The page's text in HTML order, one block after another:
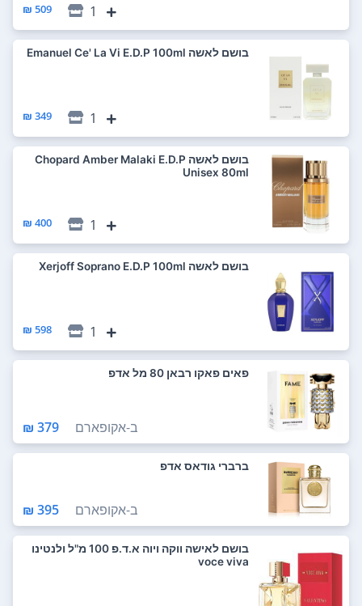
1
509 ₪
בושם לאשה Emanuel Ce' La Vi E.D.P 100ml
1
349 ₪
בושם לאשה Chopard Amber Malaki E.D.P
Unisex 80ml
1
400 ₪
בושם לאשה Xerjoff Soprano E.D.P 100ml
1
598 ₪
פאים פאקו רבאן 80 מל אדפ
ב-אקופארם 379 ₪
ברברי גודאס אדפ
ב-אקופארם 395 ₪
בושם לאישה ווקה ויוה א.ד.פ 100 מ"ל ולנטינו
voce viva